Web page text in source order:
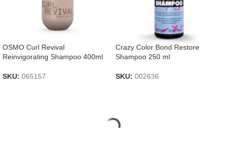
OSMO Curl Revival
Reinvigorating Shampoo 400ml
SKU: 065157
Crazy Color Bond Restore
Shampoo 250 ml
SKU: 002636